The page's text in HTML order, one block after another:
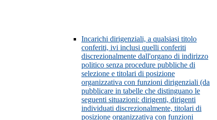
Incarichi dirigenziali, a qualsiasi titolo
conferiti, ivi inclusi quelli conferiti
discrezionalmente dall'organo di indirizzo
politico senza procedure pubbliche di
selezione e titolari di posizione
organizzativa con funzioni dirigenziali (da
pubblicare in tabelle che distinguano le
seguenti situazioni: dirigenti, dirigenti
individuati discrezionalmente, titolari di
posizione organizzativa con funzioni